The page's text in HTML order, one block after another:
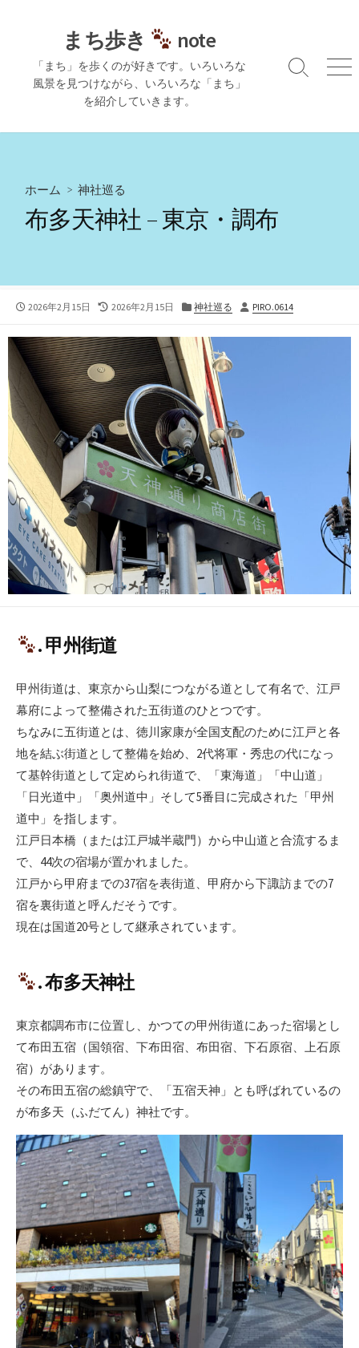
ス
まち歩き note
「まち」を歩くのが好きです。いろいろな
風景を見つけながら、いろいろな「まち」
を紹介していきます。
検
替
メ
ホーム > 神社巡る
布多天神社 – 東京・調布
公
日
2026年2月15日
最
更
新
日
2026年2月15日
カ
ゴ
リ
神社巡る
投
者
PIRO.0614
. 甲州街道
甲州街道は、東京から山梨につながる道として有名で、江戸
幕府によって整備された五街道のひとつです。
ちなみに五街道とは、徳川家康が全国支配のために江戸と各
地を結ぶ街道として整備を始め、2代将軍・秀忠の代になっ
て基幹街道として定められ街道で、「東海道」「中山道」
「日光道中」「奥州道中」そして5番目に完成された「甲州
道中」を指します。
江戸日本橋（または江戸城半蔵門）から中山道と合流するま
で、44次の宿場が置かれました。
江戸から甲府までの37宿を表街道、甲府から下諏訪までの7
宿を裏街道と呼んだそうです。
現在は国道20号として継承されています。
. 布多天神社
東京都調布市に位置し、かつての甲州街道にあった宿場とし
て布田五宿（国領宿、下布田宿、布田宿、下石原宿、上石原
宿）があります。
その布田五宿の総鎮守で、「五宿天神」とも呼ばれているの
が布多天（ふだてん）神社です。